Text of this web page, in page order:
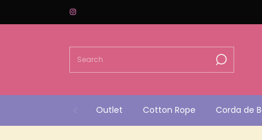
Outlet Cotton Rope Corda de